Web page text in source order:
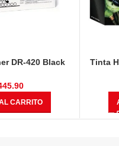
DR-420 Black
CARRITO
Tinta